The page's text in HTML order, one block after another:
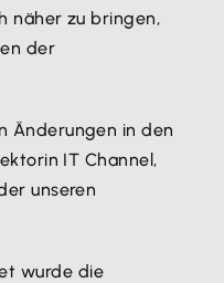
näher zu bringen,
der
Änderungen in den
IT Channel,
unseren
wurde die